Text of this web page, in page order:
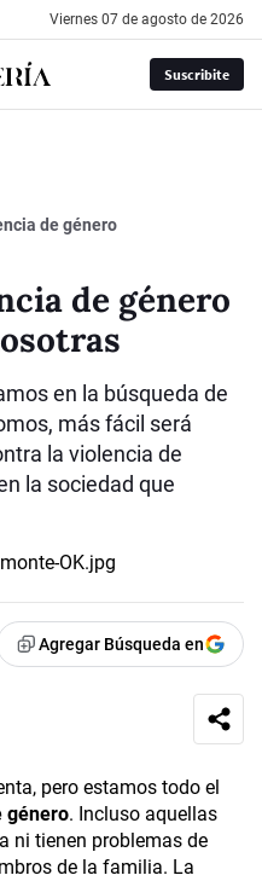
viernes 07 de agosto de 2026
Suscribite
de género
de género
en la búsqueda de
más fácil será
la violencia de
la sociedad que
Agregar Búsqueda en
pero estamos todo el
género. Incluso aquellas
ni tienen problemas de
de la familia. La